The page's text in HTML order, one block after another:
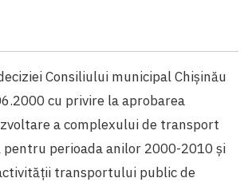
Consiliului municipal Chișinău
cu privire la aprobarea
a complexului de transport
perioada anilor 2000-2010 și
transportului public de